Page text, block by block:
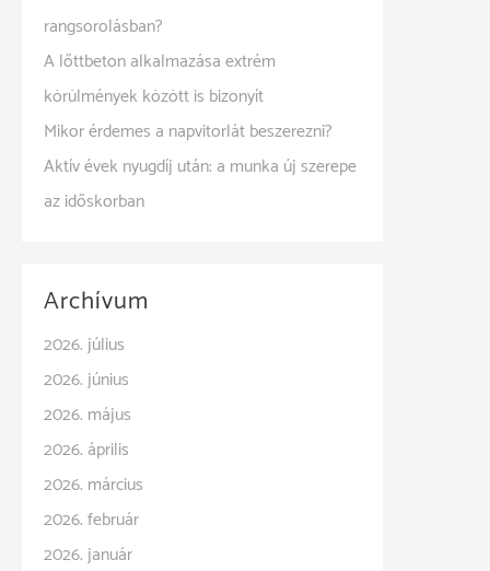
rangsorolásban?
A lőttbeton alkalmazása extrém
körülmények között is bizonyít
Mikor érdemes a napvitorlát beszerezni?
Aktív évek nyugdíj után: a munka új szerepe
az időskorban
Archívum
2026. július
2026. június
2026. május
2026. április
2026. március
2026. február
2026. január